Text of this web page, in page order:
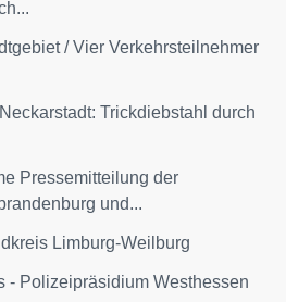
/ Vier Verkehrsteilnehmer
Trickdiebstahl durch
Pressemitteilung der
und...
Limburg-Weilburg
- Polizeipräsidium Westhessen